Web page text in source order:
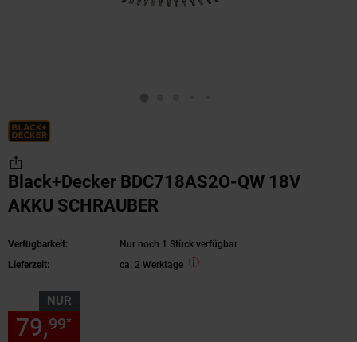
Black+Decker BDC718AS2O-QW 18V
AKKU SCHRAUBER
Verfügbarkeit:
Nur noch 1 Stück verfügbar
Lieferzeit:
ca. 2 Werktage
NUR
79,99*